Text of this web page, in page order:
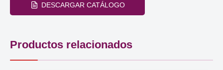
DESCARGAR CATÁLOGO
Productos relacionados